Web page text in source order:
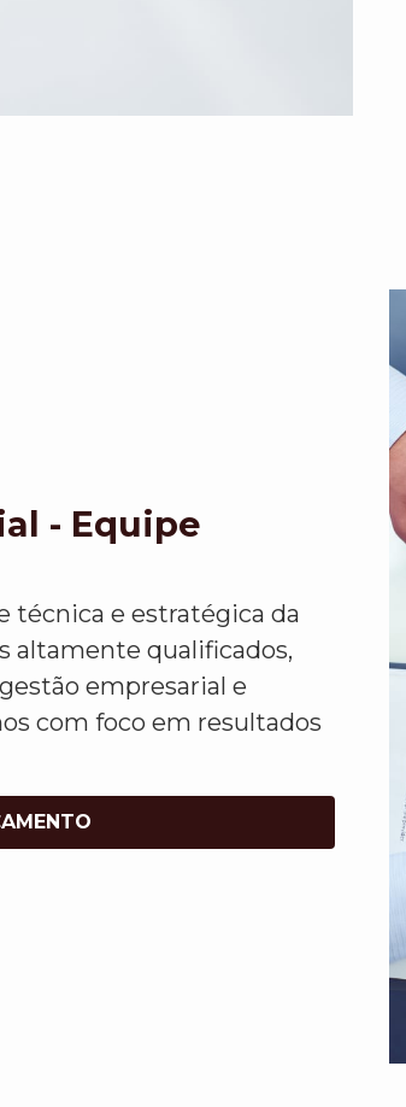
- Equipe
técnica e estratégica da
altamente qualificados,
empresarial e
com foco em resultados